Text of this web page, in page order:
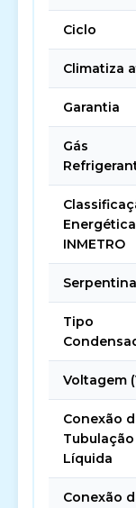
Ciclo
Climatiza
Garantia
Gás
Energética
INMETRO
Serpentina
Tipo
Voltagem
Conexão
Tubulação
Líquida
Conexão